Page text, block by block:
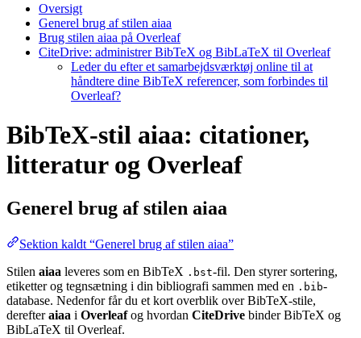
Oversigt
Generel brug af stilen aiaa
Brug stilen aiaa på Overleaf
CiteDrive: administrer BibTeX og BibLaTeX til Overleaf
Leder du efter et samarbejdsværktøj online til at
håndtere dine BibTeX referencer, som forbindes til
Overleaf?
BibTeX-stil aiaa: citationer,
litteratur og Overleaf
Generel brug af stilen aiaa
Sektion kaldt “Generel brug af stilen aiaa”
Stilen aiaa leveres som en BibTeX .bst-fil. Den styrer sortering,
etiketter og tegnsætning i din bibliografi sammen med en .bib-
database. Nedenfor får du et kort overblik over BibTeX-stile,
derefteraiaa i Overleafog hvordan CiteDrive binder BibTeX og
BibLaTeX til Overleaf.